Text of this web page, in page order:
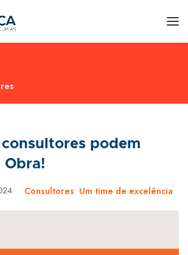
consultores podem
Obra!
Consultores Um time de excelência